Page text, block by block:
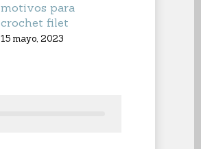
motivos para
crochet filet
15 mayo, 2023